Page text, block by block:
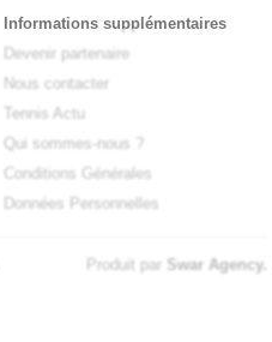
Informations supplémentaires
Devenir partenaire
Nous contacter
Tennis Actu
Qui sommes-nous ?
Conditions Générales
Données Personnelles
Produit par Swar Agency.